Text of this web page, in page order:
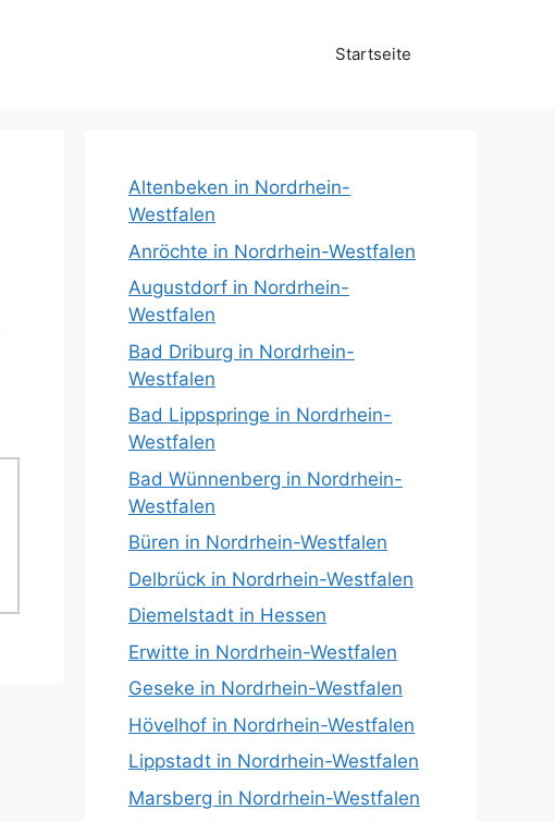
Startseite
Altenbeken in Nordrhein-
Westfalen
Anröchte in Nordrhein-Westfalen
Augustdorf in Nordrhein-
Westfalen
Bad Driburg in Nordrhein-
Westfalen
Bad Lippspringe in Nordrhein-
Westfalen
Bad Wünnenberg in Nordrhein-
Westfalen
Büren in Nordrhein-Westfalen
Delbrück in Nordrhein-Westfalen
Diemelstadt in Hessen
Erwitte in Nordrhein-Westfalen
Geseke in Nordrhein-Westfalen
Hövelhof in Nordrhein-Westfalen
Lippstadt in Nordrhein-Westfalen
Marsberg in Nordrhein-Westfalen